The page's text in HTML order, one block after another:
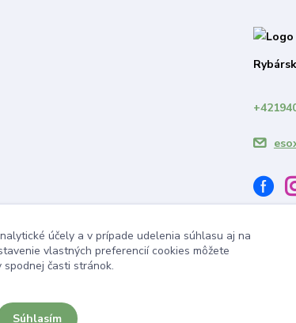
účely a v prípade udelenia súhlasu aj na
vlastných preferencií cookies môžete
časti stránok.
Súhlasím